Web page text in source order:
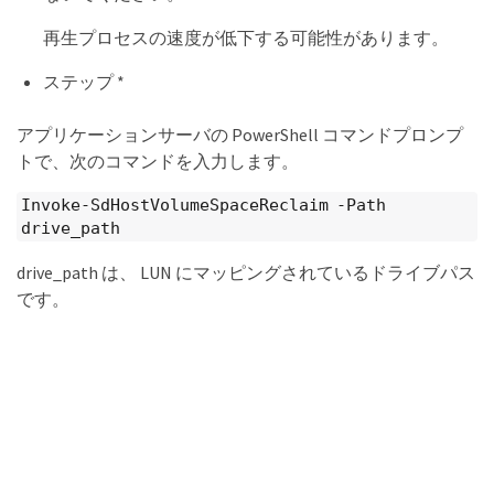
再生プロセスの速度が低下する可能性があります。
ステップ *
アプリケーションサーバの PowerShell コマンドプロンプ
トで、次のコマンドを入力します。
Invoke-SdHostVolumeSpaceReclaim -Path
drive_path
drive_path は、 LUN にマッピングされているドライブパス
です。